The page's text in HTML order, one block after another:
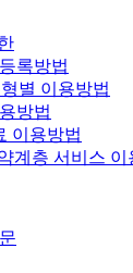
록방법
별 이용방법
방법
이용방법
계층 서비스 이